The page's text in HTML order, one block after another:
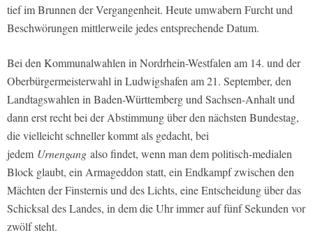
tief im Brunnen der Vergangenheit. Heute umwabern Furcht und
Beschwörungen mittlerweile jedes entsprechende Datum.
Bei den Kommunalwahlen in Nordrhein-Westfalen am 14. und der
Oberbürgermeisterwahl in Ludwigshafen am 21. September, den
Landtagswahlen in Baden-Württemberg und Sachsen-Anhalt und
dann erst recht bei der Abstimmung über den nächsten Bundestag,
die vielleicht schneller kommt als gedacht, bei
jedem Urnengang also findet, wenn man dem politisch-medialen
Block glaubt, ein Armageddon statt, ein Endkampf zwischen den
Mächten der Finsternis und des Lichts, eine Entscheidung über das
Schicksal des Landes, in dem die Uhr immer auf fünf Sekunden vor
zwölf steht.